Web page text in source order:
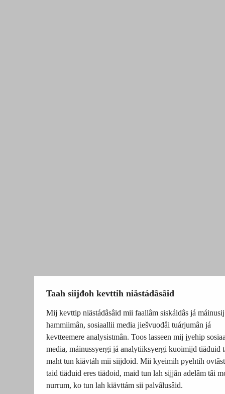
Taah siijđoh kevttih niästádâsâid
Mij kevttip niästádâsâid mii faallâm siskáldâs já máinusij
hammiimân, sosiaallii media jiešvuođâi tuárjumân já
kevtteemere analysistmân. Toos lasseen mij jyehip
media, máinussyergi já analytiiksyergi kuoimijd tiäđuid
maht tun kiävtáh mii siijđoid. Mii kyeimih pyehtih
taid tiäđuid eres tiäđoid, maid tun lah sijjân adelâm tâi
nurrum, ko tun lah kiävttám sii palvâlusâid.